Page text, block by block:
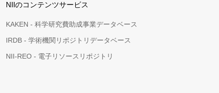
NIIのコンテンツサービス
KAKEN - 科学研究費助成事業データベース
IRDB - 学術機関リポジトリデータベース
NII-REO - 電子リソースリポジトリ